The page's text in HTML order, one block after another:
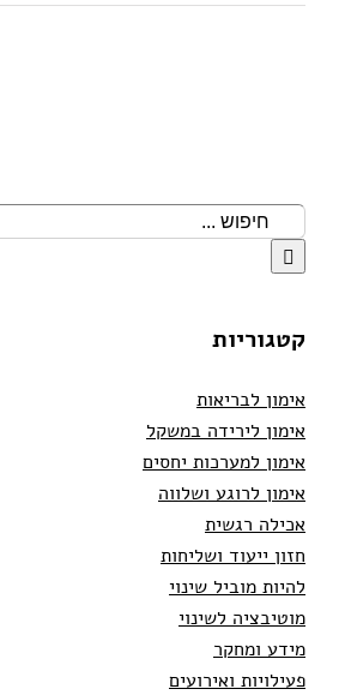
ניהול
חיפוש...
קטגוריות
אימון לבריאות
אימון לירידה במשקל
אימון למערכות יחסים
אימון לרוגע ושלווה
אכילה רגשית
חזון ייעוד ושליחות
להיות מוביל שינוי
מוטיבציה לשינוי
מידע ומחקר
פעילויות ואירועים